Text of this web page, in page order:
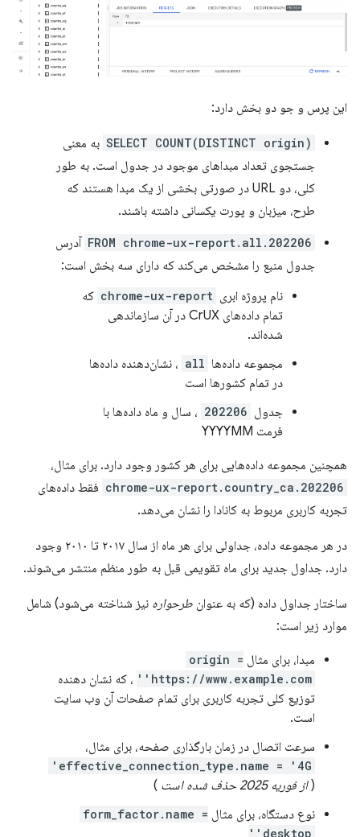
این پرس و جو دو بخش دارد:
SELECT COUNT(DISTINCT origin) به معنی
جستجوی تعداد مبداهای موجود در جدول است. به طور
کلی، دو URL در صورتی بخشی از یک مبدا هستند که
طرح، میزبان و پورت یکسانی داشته باشند.
FROM chrome-ux-report.all.202206 آدرس
جدول منبع را مشخص می‌کند که دارای سه بخش است:
نام پروژه ابری chrome-ux-report که
تمام داده‌های CrUX در آن سازماندهی
شده‌اند.
مجموعه داده‌ها all ، نشان‌دهنده داده‌ها
در تمام کشورها است
جدول 202206 ، سال و ماه داده‌ها با
فرمت YYYYMM
همچنین مجموعه داده‌هایی برای هر کشور وجود دارد. برای مثال،
chrome-ux-report.country_ca.202206 فقط داده‌های
تجربه کاربری مربوط به کانادا را نشان می‌دهد.
در هر مجموعه داده، جداولی برای هر ماه از سال ۲۰۱۷ تا ۲۰۱۰ وجود
دارد. جداول جدید برای ماه تقویمی قبل به طور منظم منتشر می‌شوند.
ساختار جداول داده (که به عنوان طرحواره نیز شناخته می‌شود) شامل
موارد زیر است:
مبدا، برای مثال origin =
'https://www.example.com'
، که نشان دهنده
توزیع کلی تجربه کاربری برای تمام صفحات آن وب سایت
است.
سرعت اتصال در زمان بارگذاری صفحه، برای مثال،
effective_connection_type.name = '4G'
(از فوریه 2025 حذف شده است
)
نوع دستگاه، برای مثال form_factor.name =
'desktop'